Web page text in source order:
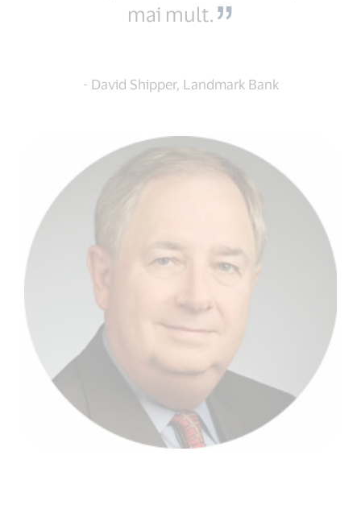
mai mult.
- David Shipper, Landmark Bank